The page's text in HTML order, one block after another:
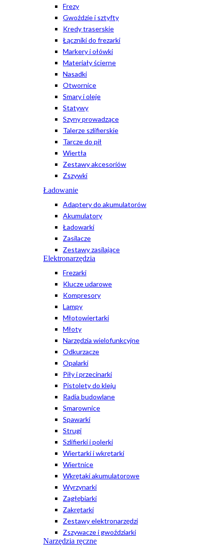
Frezy
Gwoździe i sztyfty
Kredy traserskie
Łączniki do frezarki
Markery i ołówki
Materiały ścierne
Nasadki
Otwornice
Smary i oleje
Statywy
Szyny prowadzące
Talerze szlifierskie
Tarcze do pił
Wiertła
Zestawy akcesoriów
Zszywki
Ładowanie
Adaptery do akumulatorów
Akumulatory
Ładowarki
Zasilacze
Zestawy zasilające
Elektronarzędzia
Frezarki
Klucze udarowe
Kompresory
Lampy
Młotowiertarki
Młoty
Narzędzia wielofunkcyjne
Odkurzacze
Opalarki
Piły i przecinarki
Pistolety do kleju
Radia budowlane
Smarownice
Spawarki
Strugi
Szlifierki i polerki
Wiertarki i wkrętarki
Wiertnice
Wkrętaki akumulatorowe
Wyrzynarki
Zagłębiarki
Zakrętarki
Zestawy elektronarzędzi
Zszywacze i gwoździarki
Narzędzia ręczne